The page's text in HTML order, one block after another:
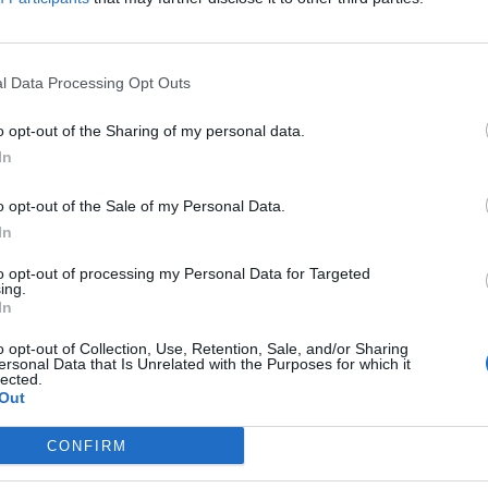
Data Processing Opt Outs
opt-out of the Sharing of my personal data.
opt-out of the Sale of my Personal Data.
opt-out of processing my Personal Data for Targeted
opt-out of Collection, Use, Retention, Sale, and/or Sharing
Data that Is Unrelated with the Purposes for which it
CONFIRM
Γιάννη Κεφαλογιάννη συναντήθηκε ο
της συνάντηση ήταν το φλέγον ζήτημα
ζημιών δημοτικού και αγροτικού
προεκλογικής «κούρσας» ο
για τον δήμο Ρεθύμνου
απόφασή του να αποσυρθεί από την «κούρσα» των
δημοτικών εκλογών, ανακοίνωσε ο επικεφαλής
«ΡΕΘΥΜΝΟ-Επόμενη Μέρα» και μέχρι πρότινος
δήμαρχος Ρεθύμνου, Γιώργος Ταταράκης.
ανακοίνωση απόσυρσης υποψηφιότητας του Γιώργου
Μετά την ανακοίνωση ονομάτων στήριξης του υπό
συνδυασμού «ΡΕΘΥΜΝΟ-Επόμενη Μέρα» και των
«αντιδράσεων» από άλλους δημοτικούς
- 16.25